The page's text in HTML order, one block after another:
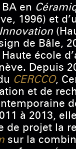
en
1996) et
de Bâle,
école
Depuis
CERCCO,
et de
à 2013,
de projet la
sur la